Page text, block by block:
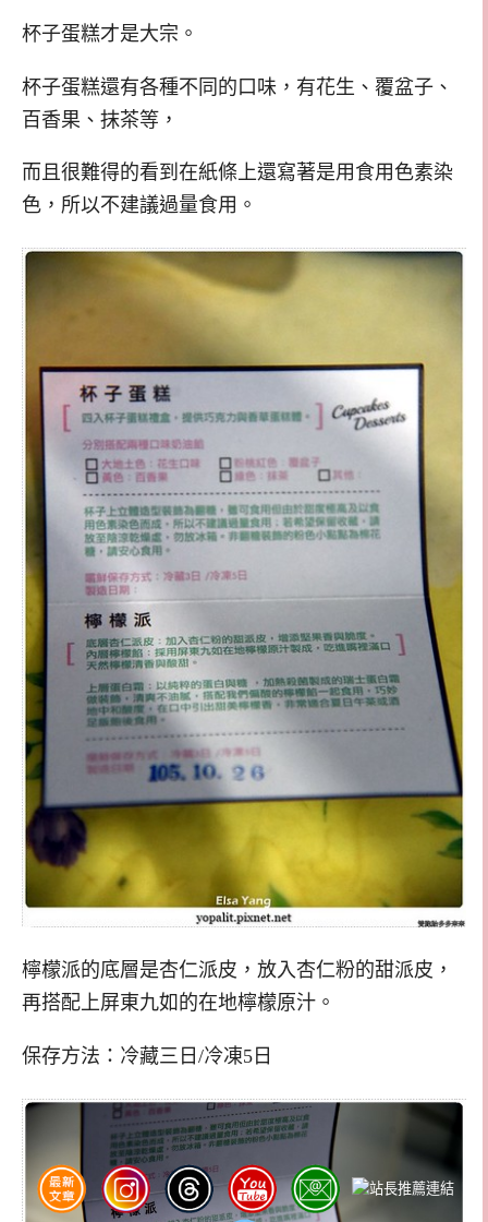
杯子蛋糕才是大宗。
杯子蛋糕還有各種不同的口味，有花生、覆盆子、
百香果、抹茶等，
而且很難得的看到在紙條上還寫著是用食用色素染
色，所以不建議過量食用。
檸檬派的底層是杏仁派皮，放入杏仁粉的甜派皮，
再搭配上屏東九如的在地檸檬原汁。
保存方法：冷藏三日/冷凍5日